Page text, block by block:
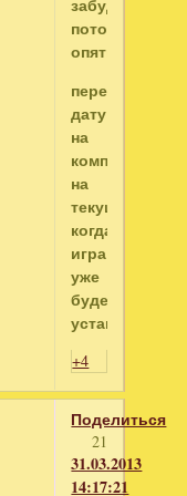
забудьте
потом
опять
переставить
дату
на
компьютере
на
текущую,
когда
игра
уже
будет
установлена.
+4
Поделиться
21
31.03.2013
14:17:21